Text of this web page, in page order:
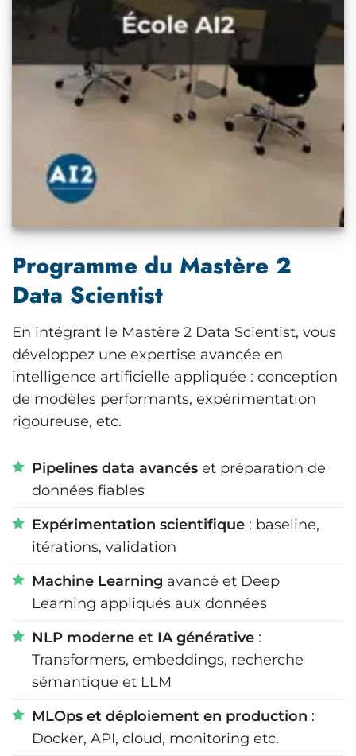
Programme du Mastère 2
Data Scientist
En intégrant le Mastère 2 Data Scientist, vous
développez une expertise avancée en
intelligence artificielle appliquée : conception
de modèles performants, expérimentation
rigoureuse, etc.
Pipelines data avancés et préparation de
données fiables
Expérimentation scientifique : baseline,
itérations, validation
Machine Learning avancé et Deep
Learning appliqués aux données
NLP moderne et IA générative :
Transformers, embeddings, recherche
sémantique et LLM
MLOps et déploiement en production :
Docker, API, cloud, monitoring etc.